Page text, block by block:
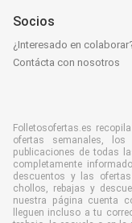
Socios
¿Interesado en
Contácta con nosotros
Folletosofertas.es
ofertas semanales,
publicaciones de todas
completamente
descuentos y las
chollos, rebajas y
nuestra página cuenta
lleguen incluso a tu